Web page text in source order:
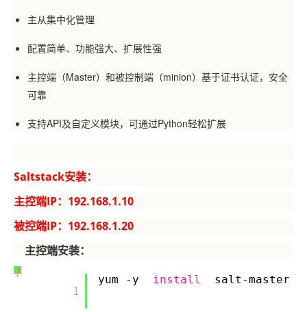
主从集中化管理
配置简单、功能强大、扩展性强
主控端（Master）和被控制端（minion）基于证书认证，安全
可靠
支持API及自定义模块，可通过Python轻松扩展
Saltstack安装：
主控端IP：192.168.1.10
被控端IP：192.168.1.20
主控端安装：
?
       1
yum -y install salt-master